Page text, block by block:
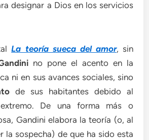
designar a Dios en los servicios
La teoría sueca del amor, sin
no pone el acento en la
ni en sus avances sociales, sino
de sus habitantes debido al
extremo. De una forma más o
Gandini elabora la teoría (o, al
la sospecha) de que ha sido esta